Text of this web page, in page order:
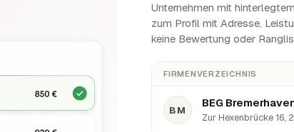
Unternehmen mit
zum Profil mit Adresse,
keine Bewertung oder
FIRMENVERZEICHNIS
BM
BEG
Zur Hexenbrücke 16,